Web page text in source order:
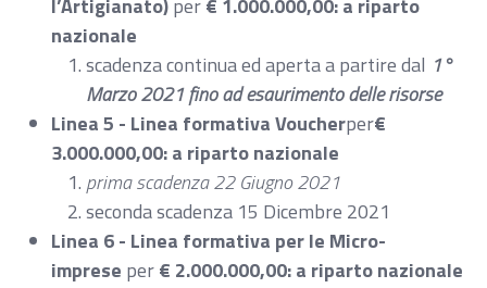
l’Artigianato)per€ 1.000.000,00: a riparto
nazionale
scadenza continua ed aperta a partire dal 1°
Marzo 2021 fino ad esaurimento delle risorse
Linea 5 - Linea formativa Voucherper€
3.000.000,00: a riparto nazionale
prima scadenza 22 Giugno 2021
seconda scadenza 15 Dicembre 2021
Linea 6 - Linea formativa per le Micro-
imprese per€ 2.000.000,00: a riparto nazionale